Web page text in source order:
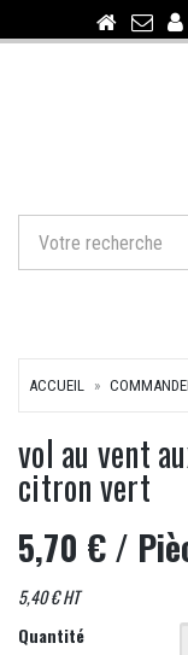
ACCUEIL
vol au vent
citron vert
5,70 €/
5,40 € HT
Quantité